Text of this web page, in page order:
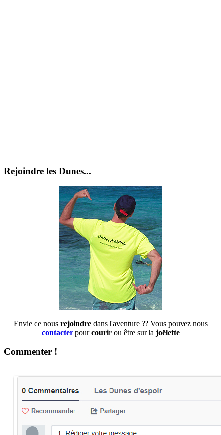
Rejoindre les Dunes...
Envie de nous rejoindre dans l'aventure ?? Vous pouvez nous
contacterpourcourir ou être sur la joëlette
Commenter !